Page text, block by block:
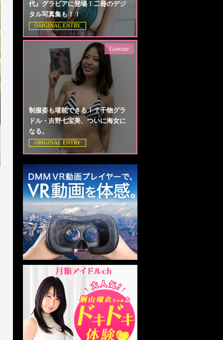
代』グラビアに登場！二冊のデジ
タル写真集も！！
ORIGINAL ENTRY
制服姿も堪能できる！？干物グラ
ドル・吉野七宝美、ついに海女に
なる。
ORIGINAL ENTRY
Gravure